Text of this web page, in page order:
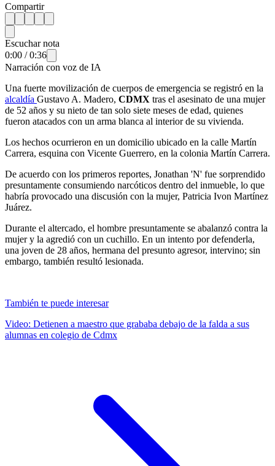
Compartir
Escuchar nota
0:00 /0:36
Narración con voz de IA
Una fuerte movilización de cuerpos de emergencia se registró en la
alcaldía Gustavo A. Madero, CDMX tras el asesinato de una mujer
de 52 años y su nieto de tan solo siete meses de edad, quienes
fueron atacados con un arma blanca al interior de su vivienda.
Los hechos ocurrieron en un domicilio ubicado en la calle Martín
Carrera, esquina con Vicente Guerrero, en la colonia Martín Carrera.
De acuerdo con los primeros reportes, Jonathan 'N' fue sorprendido
presuntamente consumiendo narcóticos dentro del inmueble, lo que
habría provocado una discusión con la mujer, Patricia Ivon Martínez
Juárez.
Durante el altercado, el hombre presuntamente se abalanzó contra la
mujer y la agredió con un cuchillo. En un intento por defenderla,
una joven de 28 años, hermana del presunto agresor, intervino; sin
embargo, también resultó lesionada.
También te puede interesar
Video: Detienen a maestro que grababa debajo de la falda a sus
alumnas en colegio de Cdmx